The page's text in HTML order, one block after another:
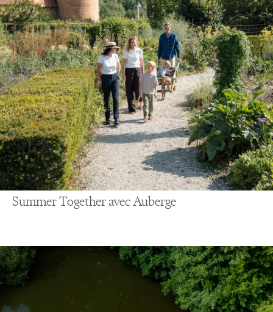
Summer Together avec Auberge